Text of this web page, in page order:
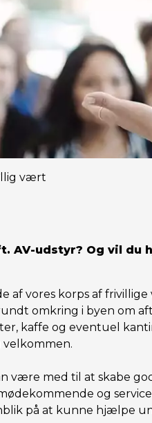
vært
AV-udstyr? Og vil
af vores korps af
omkring i byen om
kaffe og eventuel
velkommen.
være med til at skabe
og
på at kunne hjælpe